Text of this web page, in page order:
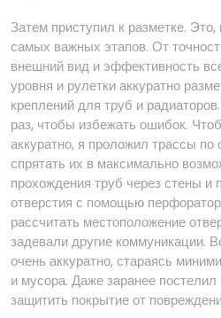
Затем приступил к разметке.
самых важных этапов. От
внешний вид и эффективность
уровня и рулетки аккуратно
креплений для труб и
раз, чтобы избежать ошибок.
аккуратно, я проложил трассы по
спрятать их в максимально
прохождения труб через стены
отверстия с помощью
рассчитать местоположение
задевали другие коммуникации.
очень аккуратно, стараясь
и мусора. Даже заранее
защитить покрытие от